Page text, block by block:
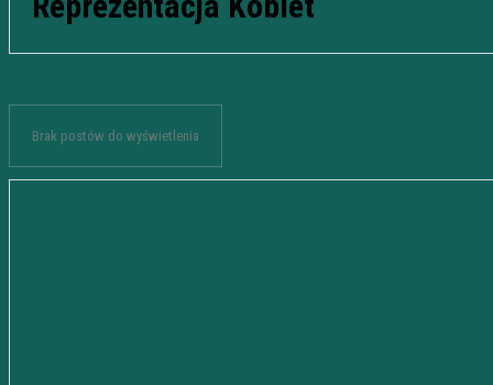
Brak postów do wyświetlenia